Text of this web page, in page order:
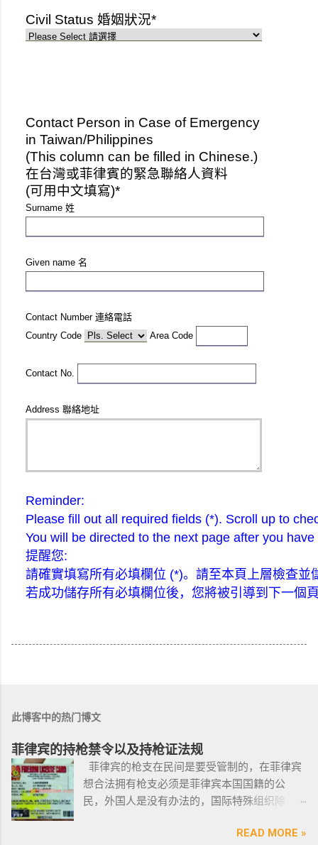
Civil Status 婚姻狀況*
Contact Person in Case of Emergency
in Taiwan/Philippines
(This column can be filled in Chinese.)
在台灣或菲律賓的緊急聯絡人資料
(可用中文填寫)*
Surname 姓
Given name 名
Contact Number 連絡電話
Country Code
Area Code
Contact No.
Address 聯絡地址
Reminder:
Please fill out all required fields (*). Scroll up to
You will be directed to the next page after you
提醒您:
請確實填寫所有必填欄位 (*)。請至本頁上層檢查並
若成功儲存所有必填欄位後，您將被引導到下一個
此博客中的热门博文
菲律宾的持枪禁令以及持枪证法规
菲律宾的枪支在民间是要受管制的，在菲律宾
想合法拥有枪支必须是菲律宾本国国籍的公
民，外国人是没有办法的，国际特殊组织除
格，例如，枪支的所有权，由菲律宾国家警察
READ MORE »